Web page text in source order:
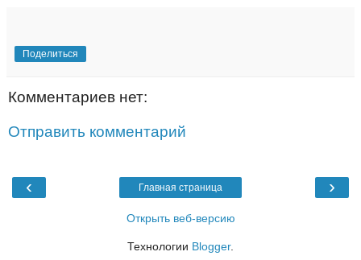
Поделиться
Комментариев нет:
Отправить комментарий
‹ ›
Главная страница
Открыть веб-версию
Технологии Blogger.